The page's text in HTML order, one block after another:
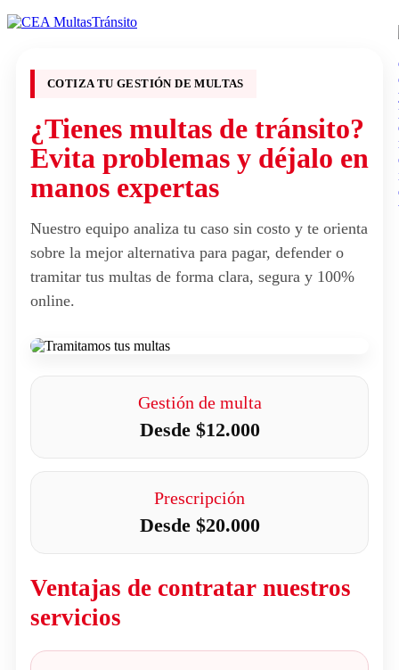
COTIZA TU GESTIÓN DE MULTAS
¿Tienes multas de tránsito?
Evita problemas y déjalo en
manos expertas
Nuestro equipo analiza tu caso sin costo y te orienta
sobre la mejor alternativa para pagar, defender o
tramitar tus multas de forma clara, segura y 100%
online.
Gestión de multa
Desde $12.000
Prescripción
Desde $20.000
Ventajas de contratar nuestros
servicios